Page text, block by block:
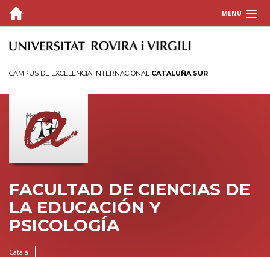
MENÚ
LA FACULTAD
INFORMACIÓN ACADÉMICA
INVESTIGACIÓN
CALIDAD
Titulaciones
Seguimiento y acreditación
Resultados de satisfacción e inserción laboral
Plan de Acción Tutorial
CAMPUS DE EXCELENCIA INTERNACIONAL CATALUÑA SUR
FACULTAD DE CIENCIAS DE
LA EDUCACIÓN Y
PSICOLOGÍA
Català